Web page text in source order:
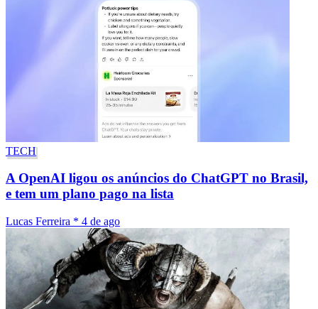
TECH
A OpenAI ligou os anúncios do ChatGPT no Brasil,
e tem um plano pago na lista
Lucas Ferreira * 4 de ago